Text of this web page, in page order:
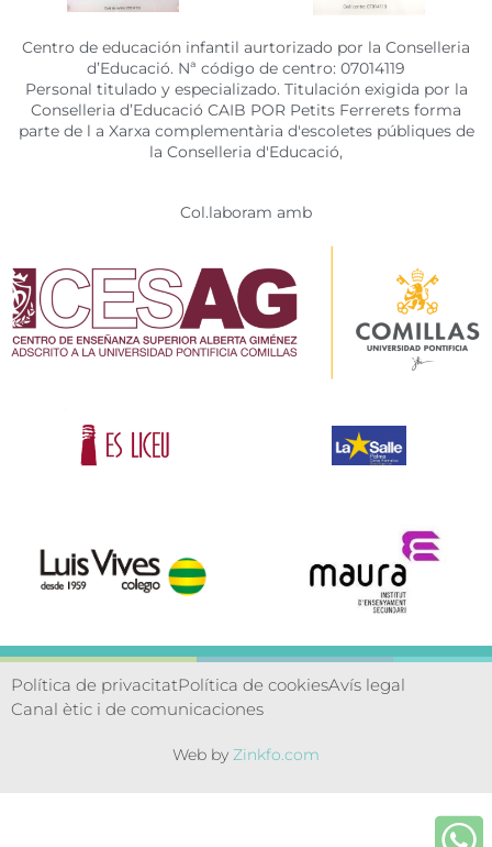
Centro de educación infantil aurtorizado por la Conselleria
d’Educació. Nª código de centro: 07014119
Personal titulado y especializado. Titulación exigida por la
Conselleria d’Educació CAIB POR Petits Ferrerets forma
parte de l a Xarxa complementària d'escoletes públiques de
la Conselleria d'Educació,
Col.laboram amb
Política de privacitatPolítica de cookiesAvís legal
Canal ètic i de comunicaciones
Web by Zinkfo.com